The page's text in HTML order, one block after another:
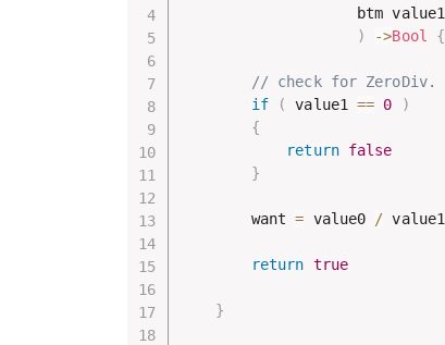
                    btm value1
)
->Bool {
// check for ZeroDiv.
if
( value1 == 0
)
{
return false
}
        want
= value0 / value1
return true
}